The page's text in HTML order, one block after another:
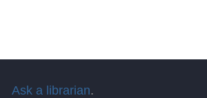
Ask a librarian.